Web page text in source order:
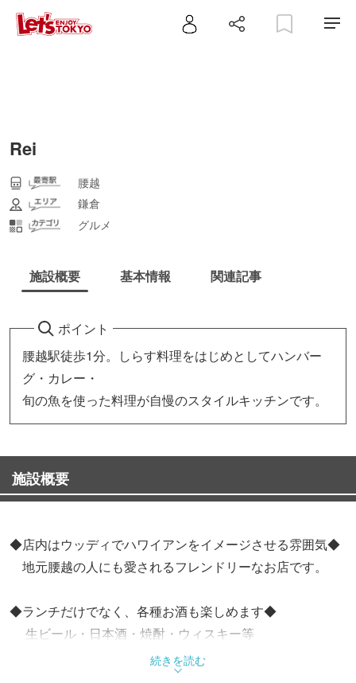
Rei
腰越
鎌倉
グルメ
施設概要 基本情報 関連記事
ポイント
腰越駅徒歩1分。しらす料理をはじめとしてハンバー
グ・カレー・
旬の魚を使った料理が自慢のスタイルキッチンです。
施設概要
◆店内はウッディでハワイアンをイメージさせる雰囲気◆
地元腰越の人にも愛されるフレンドリーなお店です。
◆ランチだけでなく、各種お酒も楽しめます◆
生ビール・日本酒・焼酎・ウィスキー等
続きを読む